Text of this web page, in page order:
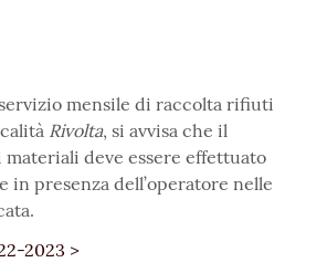
mensile di raccolta rifiuti
Rivolta, si avvisa che il
deve essere effettuato
in presenza dell’operatore nelle
2023 >